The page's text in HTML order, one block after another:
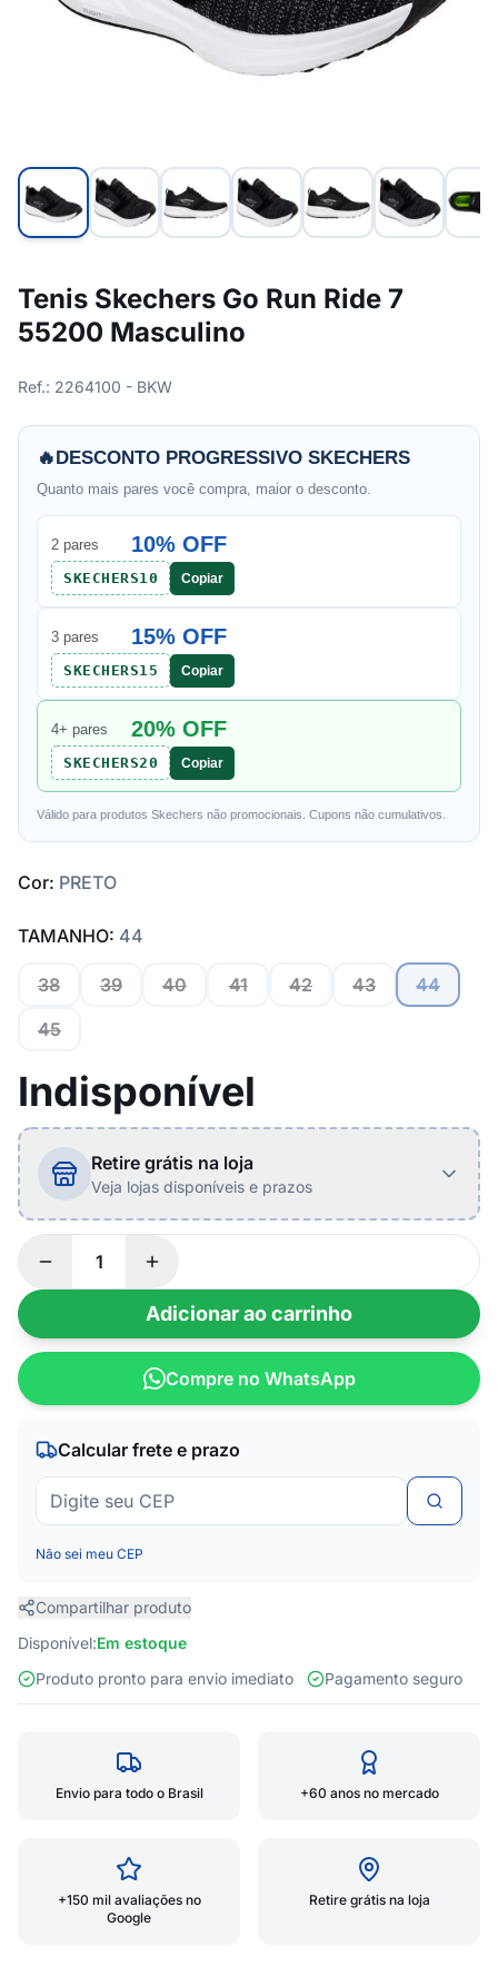
Tenis Skechers Go Run Ride 7
55200 Masculino
Ref.: 2264100 - BKW
🔥DESCONTO PROGRESSIVO SKECHERS
Quanto mais pares você compra, maior o desconto.
2 pares 10% OFF
SKECHERS10 Copiar
3 pares 15% OFF
SKECHERS15 Copiar
4+ pares 20% OFF
SKECHERS20 Copiar
Válido para produtos Skechers não promocionais. Cupons não cumulativos.
Cor: PRETO
TAMANHO: 44
38 39 40 41 42 43
44
45
Indisponível
Retire grátis na loja
Veja lojas disponíveis e prazos
Adicionar ao carrinho
Compre no WhatsApp
Calcular frete e prazo
Não sei meu CEP
Compartilhar produto
Disponível:Em estoque
Produto pronto para envio imediato
Pagamento seguro
Envio para todo o Brasil +60 anos no mercado
+150 mil avaliações no
Google
Retire grátis na loja